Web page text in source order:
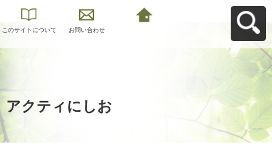
このサイトについて お問い合わせ
アクティにしお